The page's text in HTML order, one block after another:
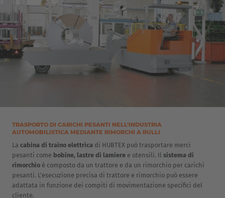
TRASPORTO DI CARICHI PESANTI NELL’INDUSTRIA
AUTOMOBILISTICA MEDIANTE RIMORCHI A RULLI
La cabina di traino elettrica di HUBTEX può trasportare merci
pesanti come bobine, lastre di lamiere e utensili. Il sistema di
rimorchio è composto da un trattore e da un rimorchio per carichi
pesanti. L'esecuzione precisa di trattore e rimorchio può essere
adattata in funzione dei compiti di movimentazione specifici del
cliente.